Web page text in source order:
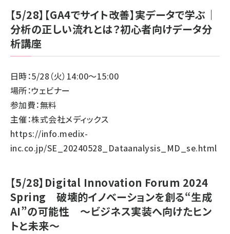
【5/28】【GA4でサイト改善】実データで学ぶ｜
分析の正しい流れとは？初心者向けデータ分
析講座
日時：5/28（火）14:00～15:00
場所：ウェビナー
参加費：無料
主催：株式会社メディックス
https://info.medix-
inc.co.jp/SE_20240528_Dataanalysis_MD_se.html
【5/28】Digital Innovation Forum 2024
Spring 破壊的イノベーションを創る“生成
AI”の可能性 ～ビジネス実装へ向けたヒン
トと未来～